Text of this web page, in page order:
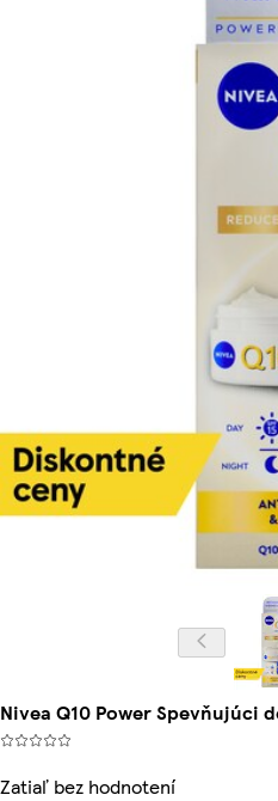
Nivea Q10 Power Spevňujúci
Zatiaľ bez hodnotení